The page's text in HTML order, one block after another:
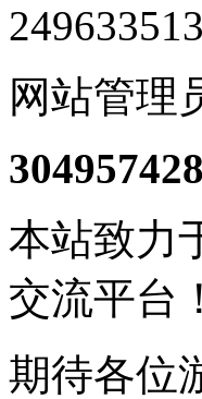
249633513
网站管理
本站致力
交流平台！
期待各位